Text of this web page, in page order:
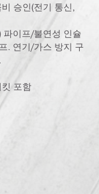
승인(전기 통신,
파이프/불연성 인슐
. 연기/가스 방지 구
포함